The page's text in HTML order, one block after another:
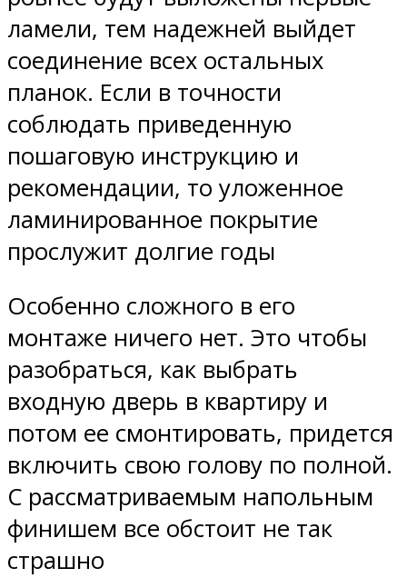
ламели, тем надежней выйдет
соединение всех остальных
планок. Если в точности
соблюдать приведенную
пошаговую инструкцию и
рекомендации, то уложенное
ламинированное покрытие
прослужит долгие годы
Особенно сложного в его
монтаже ничего нет. Это чтобы
разобраться, как выбрать
входную дверь в квартиру и
потом ее смонтировать, придется
включить свою голову по полной.
С рассматриваемым напольным
финишем все обстоит не так
страшно